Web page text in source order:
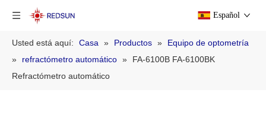
Español
Usted está aquí: Casa » Productos »
Equipo de optometría
»
refractómetro automático »
FA-6100B FA-6100BK
Refractómetro automático